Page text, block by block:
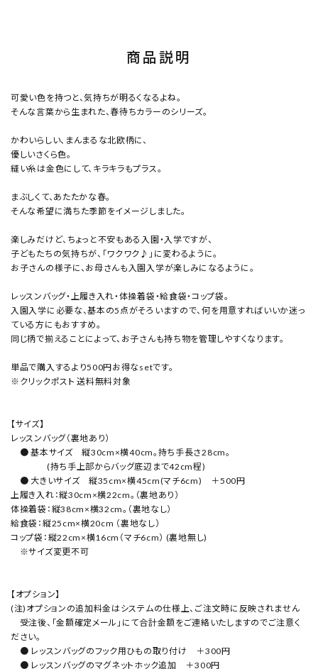
商品説明
可愛い色を持つと、気持ちが明るくなるよね。
そんな言葉から生まれた、春待ちカラーのシリーズ。
かわいらしい、まんまるな北欧柄に、
優しいさくら色。
縫い糸は金色にして、キラキラもプラス。
まぶしくて、あたたかな春。
そんな希望に満ちた季節をイメージしました。
楽しみだけど、ちょっと不安もある入園・入学ですが、
子どもたちの気持ちが、「ワクワク♪」に変わるように。
お子さんの様子に、お母さんも入園入学が楽しみになるように。
レッスンバッグ・上履き入れ・体操着袋・給食袋・コップ袋。
入園入学に必要な、基本の5点がそろいますので、何を用意すればいいか迷っ
ている方にもおすすめ。
同じ柄で揃えることによって、お子さんも持ち物を管理しやすくなります。
単品で購入するより500円お得なsetです。
※クリックポスト 送料無料対象
【サイズ】
レッスンバッグ（裏地あり）
● 基本サイズ 縦30cm×横40cm。持ち手長さ28cm。
(持ち手上部からバッグ底辺まで42cm程)
● 大きいサイズ 縦35cm×横45cm(マチ6cm) ＋500円
上履き入れ：縦30cm×横22cm。（裏地あり）
体操着袋：縦38cm×横32cm。（裏地なし）
給食袋：縦25cm×横20cm （裏地なし）
コップ袋：縦22cm×横16cm（マチ6cm） (裏地無し)
※サイズ変更不可
【オプション】
(注)オプションの追加料金はシステムの仕様上、ご注文時に反映されません
受注後、「金額確定メール」にて合計金額をご連絡いたしますのでご注意く
ださい。
● レッスンバッグのフック用ひもの取り付け ＋300円
● レッスンバッグのマグネットホック追加 ＋300円